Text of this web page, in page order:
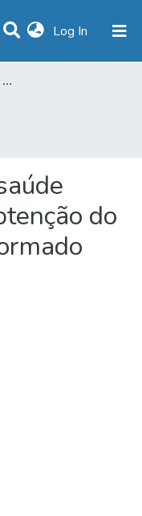
Log In (current)
Pós-Graduação | Stricto Sensu
do